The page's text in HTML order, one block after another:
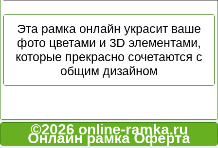
Эта рамка онлайн украсит ваше
фото цветами и 3D элементами,
которые прекрасно сочетаются с
общим дизайном
©2026 online-ramka.ru
Онлайн рамкаОферта